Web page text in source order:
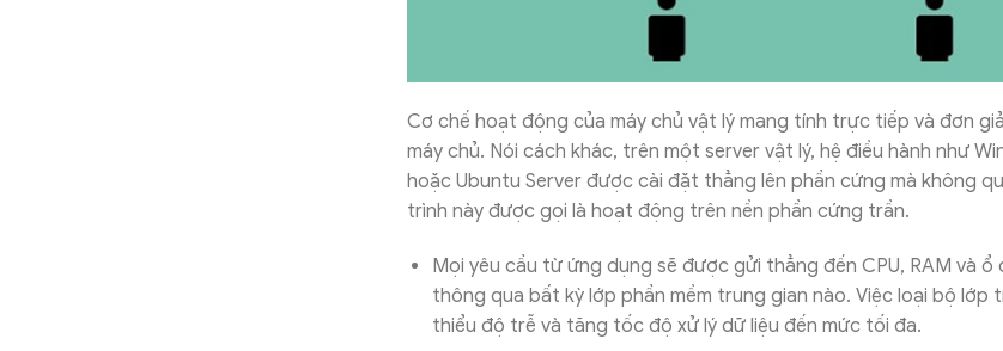
Cơ chế hoạt động của máy chủ vật lý mang tính trực tiếp và đơn
máy chủ. Nói cách khác, trên một server vật lý, hệ điều hành như
hoặc Ubuntu Server được cài đặt thẳng lên phần cứng mà không
trình này được gọi là hoạt động trên nền phần cứng trần.
Mọi yêu cầu từ ứng dụng sẽ được gửi thẳng đến CPU, RAM và ổ
thông qua bất kỳ lớp phần mềm trung gian nào. Việc loại bộ lớp
thiểu độ trễ và tăng tốc độ xử lý dữ liệu đến mức tối đa.